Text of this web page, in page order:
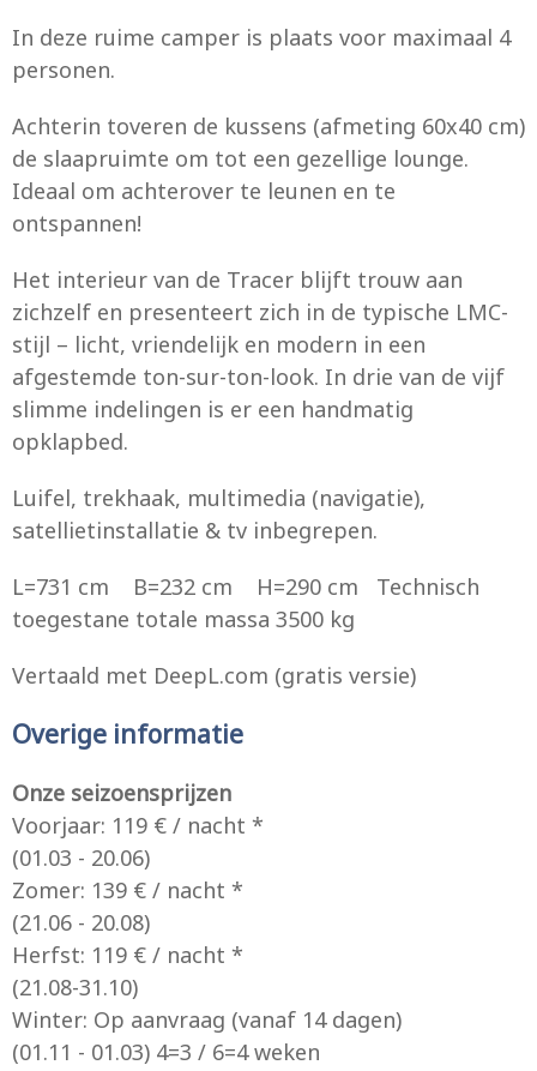
In deze ruime camper is plaats voor maximaal 4
personen.
Achterin toveren de kussens (afmeting 60x40 cm)
de slaapruimte om tot een gezellige lounge.
Ideaal om achterover te leunen en te
ontspannen!
Het interieur van de Tracer blijft trouw aan
zichzelf en presenteert zich in de typische LMC-
stijl – licht, vriendelijk en modern in een
afgestemde ton-sur-ton-look. In drie van de vijf
slimme indelingen is er een handmatig
opklapbed.
Luifel, trekhaak, multimedia (navigatie),
satellietinstallatie & tv inbegrepen.
L=731 cm B=232 cm H=290 cm Technisch
toegestane totale massa 3500 kg
Vertaald met DeepL.com (gratis versie)
Overige informatie
Onze seizoensprijzen
Voorjaar: 119 € / nacht *
(01.03 - 20.06)
Zomer: 139 € / nacht *
(21.06 - 20.08)
Herfst: 119 € / nacht *
(21.08-31.10)
Winter: Op aanvraag (vanaf 14 dagen)
(01.11 - 01.03) 4=3 / 6=4 weken